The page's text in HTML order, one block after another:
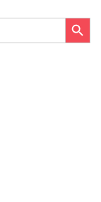
Search Button